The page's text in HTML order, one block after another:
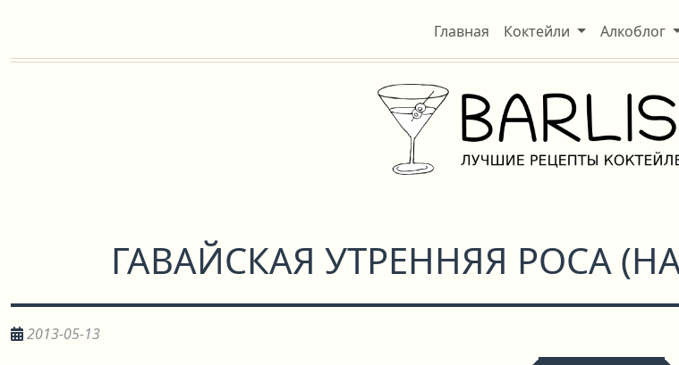
Главная Коктейли Алкоблог
ГАВАЙСКАЯ УТРЕННЯЯ РОСА (
2013-05-13